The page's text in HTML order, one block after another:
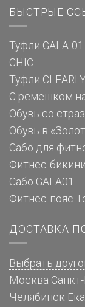
БЫСТРЫЕ
Туфли GALA-01
CHIC
Туфли
С ремешком
Обувь со
Обувь в
Сабо для
Фитнес-бикини
Сабо GALA01
Фитнес-пояс
ДОСТАВКА
Выбрать
Москва
Челябинск